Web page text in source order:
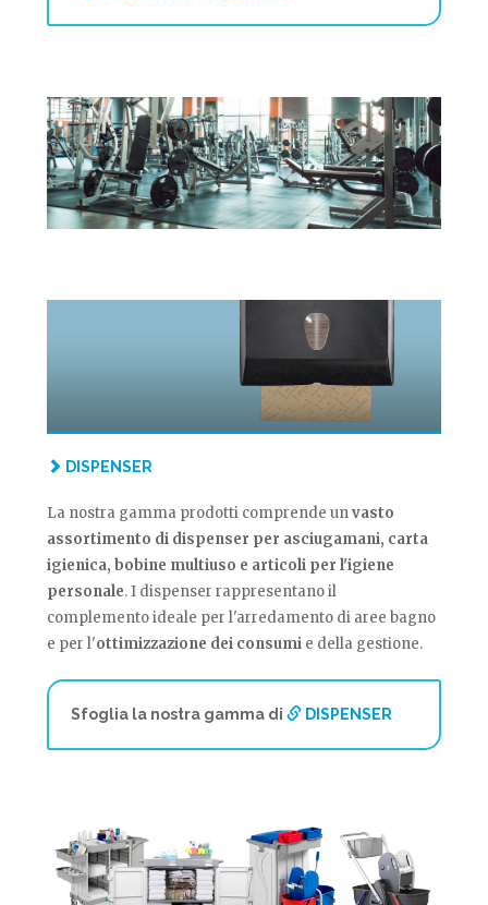
DISPENSER
La nostra gamma prodotti comprende unvasto
assortimento di dispenser per asciugamani, carta
igienica, bobine multiuso e articoli per l'igiene
personale. I dispenser rappresentano il
complemento ideale per l'arredamento di aree bagno
e per l'ottimizzazione dei consumi e della gestione.
Sfoglia la nostra gamma di DISPENSER